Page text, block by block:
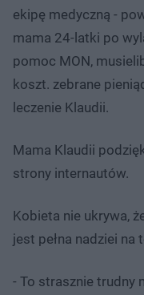
ekipę medyczną -
mama 24-latki po
pomoc MON,
koszt. zebrane
leczenie Klaudii.
Mama Klaudii
strony internautów.
Kobieta nie ukrywa,
jest pełna nadziei na
- To strasznie trudny